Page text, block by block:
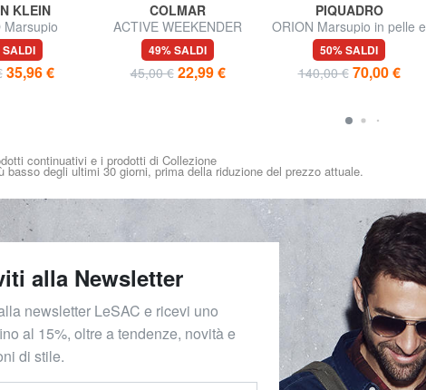
KLEIN
Marsupio
35,96 €
COLMAR
ACTIVE WEEKENDER
Marsupio unisex
49% SALDI
45,00 € 22,99 €
PIQUADRO
ORION Marsupio in pelle e
tessuto riciclato
50% SALDI
140,00 € 70,00 €
continuativi e i prodotti di Collezione
basso degli ultimi 30 giorni, prima della riduzione del prezzo attuale.
alla Newsletter
newsletter LeSAC e ricevi uno
al 15%, oltre a tendenze, novità e
di stile.